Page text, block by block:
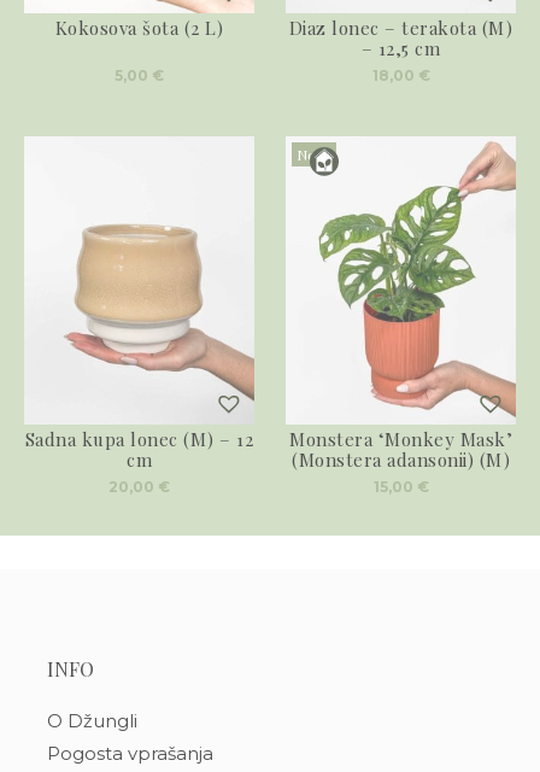
Kokosova šota (2 L)
5,00 €
Diaz lonec – terakota (M)
– 12,5 cm
18,00 €
Sadna kupa lonec (M) – 12
cm
20,00 €
Novo
Monstera ‘Monkey Mask’
(Monstera adansonii) (M)
15,00 €
INFO
O Džungli
Pogosta vprašanja